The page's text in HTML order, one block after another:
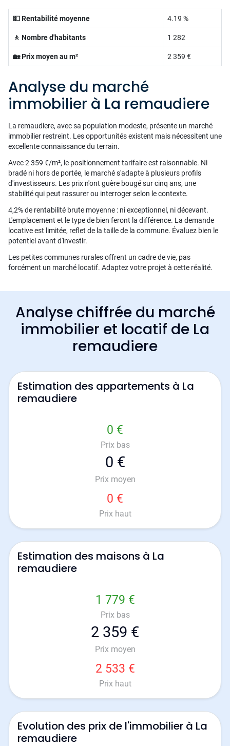
💵 Rentabilité moyenne 4.19 %
🚶 Nombre d'habitants 1 282
🏡 Prix moyen au m² 2 359 €
Analyse du marché
immobilier à La remaudiere
La remaudiere, avec sa population modeste, présente un marché
immobilier restreint. Les opportunités existent mais nécessitent une
excellente connaissance du terrain.
Avec 2 359 €/m², le positionnement tarifaire est raisonnable. Ni
bradé ni hors de portée, le marché s'adapte à plusieurs profils
d'investisseurs. Les prix n'ont guère bougé sur cinq ans, une
stabilité qui peut rassurer ou interroger selon le contexte.
4,2% de rentabilité brute moyenne : ni exceptionnel, ni décevant.
L'emplacement et le type de bien feront la différence. La demande
locative est limitée, reflet de la taille de la commune. Évaluez bien le
potentiel avant d'investir.
Les petites communes rurales offrent un cadre de vie, pas
forcément un marché locatif. Adaptez votre projet à cette réalité.
Analyse chiffrée du marché
immobilier et locatif de La
remaudiere
Estimation des appartements à La
remaudiere
0 €
Prix bas
0 €
Prix moyen
0 €
Prix haut
Estimation des maisons à La
remaudiere
1 779 €
Prix bas
2 359 €
Prix moyen
2 533 €
Prix haut
Evolution des prix de l'immobilier à La
remaudiere